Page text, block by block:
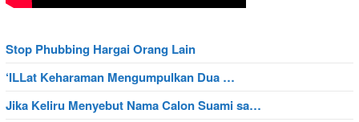
Stop Phubbing Hargai Orang Lain
‘ILLat Keharaman Mengumpulkan Dua …
Jika Keliru Menyebut Nama Calon Suami sa…